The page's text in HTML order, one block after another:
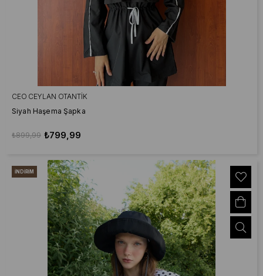
CEO CEYLAN OTANTIK
Siyah Haşema Şapka
₺799,99
₺899,99
İNDIRIM